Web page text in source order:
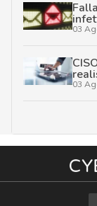
03
03